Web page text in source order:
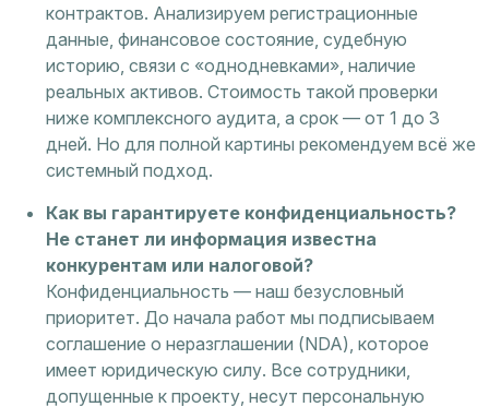
контрактов. Анализируем регистрационные
данные, финансовое состояние, судебную
историю, связи с «однодневками», наличие
реальных активов. Стоимость такой проверки
ниже комплексного аудита, а срок — от 1 до 3
дней. Но для полной картины рекомендуем всё же
системный подход.
Как вы гарантируете конфиденциальность?
Не станет ли информация известна
конкурентам или налоговой?
Конфиденциальность — наш безусловный
приоритет. До начала работ мы подписываем
соглашение о неразглашении (NDA), которое
имеет юридическую силу. Все сотрудники,
допущенные к проекту, несут персональную